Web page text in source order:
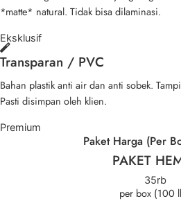
*matte* natural. Tidak bisa dilaminasi.
Eksklusif
Transparan / PVC
Bahan plastik anti air dan anti sobek.
Pasti disimpan oleh klien.
Premium
Paket Harga (Per
PAKET
35rb
per box (100